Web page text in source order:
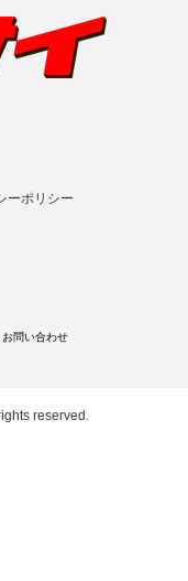
ーポリシー
お問い合わせ
reserved.